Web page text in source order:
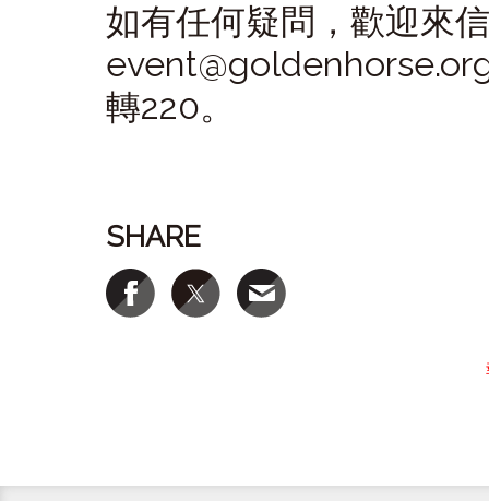
如有任何疑問，歡迎來信
轉220。
SHARE